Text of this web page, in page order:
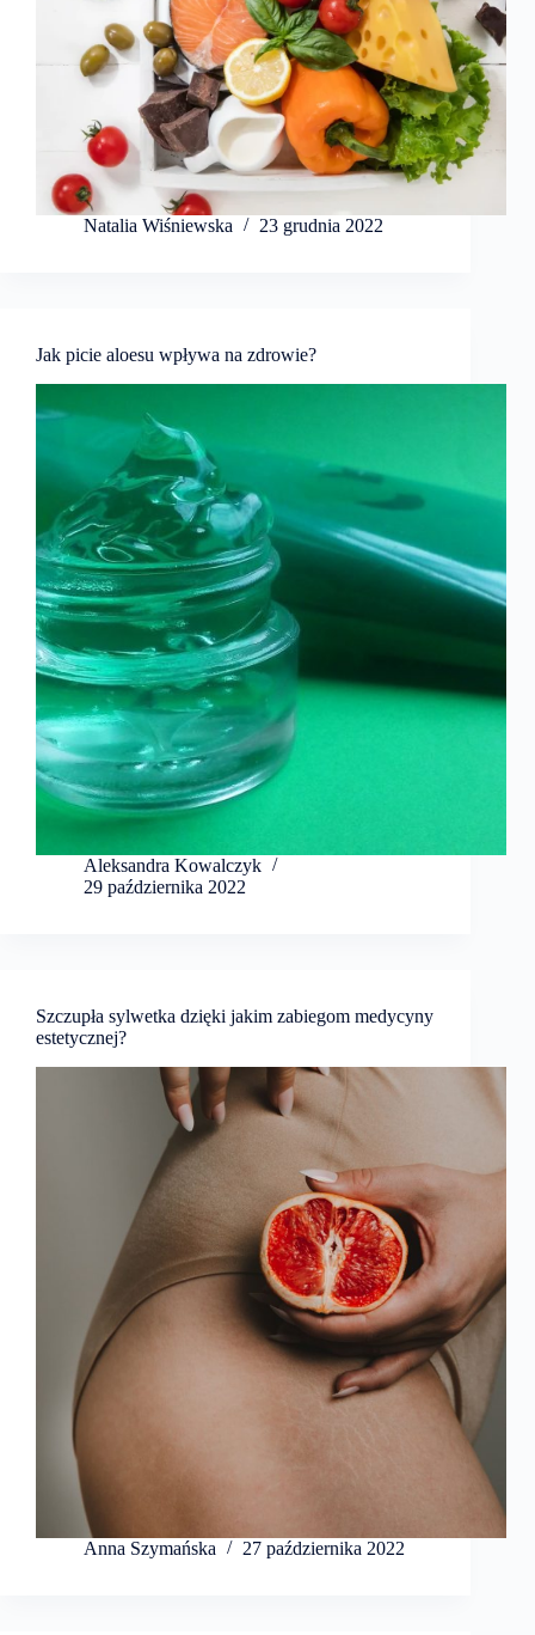
Natalia Wiśniewska 23 grudnia 2022
Jak picie aloesu wpływa na zdrowie?
Aleksandra Kowalczyk
29 października 2022
Szczupła sylwetka dzięki jakim zabiegom medycyny
estetycznej?
Anna Szymańska 27 października 2022